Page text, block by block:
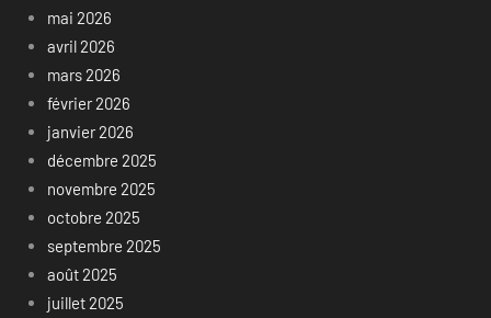
mai 2026
avril 2026
mars 2026
février 2026
janvier 2026
décembre 2025
novembre 2025
octobre 2025
septembre 2025
août 2025
juillet 2025